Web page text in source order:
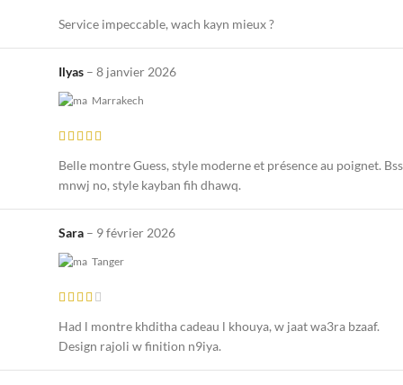
Service impeccable, wach kayn mieux ?
Ilyas – 8 janvier 2026
Marrakech
Belle montre Guess, style moderne et présence au poignet.
mnwj no, style kayban fih dhawq.
Sara – 9 février 2026
Tanger
Had l montre khditha cadeau l khouya, w jaat wa3ra bzaaf.
Design rajoli w finition n9iya.